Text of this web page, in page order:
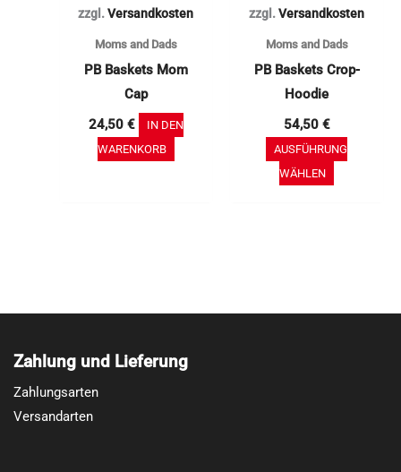
zzgl.Versandkosten
Moms and Dads
PB Baskets Mom
Cap
24,50 €
IN DEN
WARENKORB
zzgl.Versandkosten
Moms and Dads
PB Baskets Crop-
Hoodie
54,50 €
AUSFÜHRUNG
WÄHLEN
können
Zahlung und Lieferung
Zahlungsarten
Versandarten